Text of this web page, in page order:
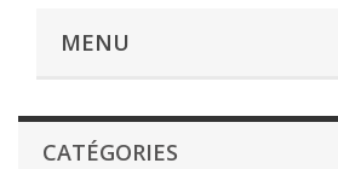
MENU
CATÉGORIES